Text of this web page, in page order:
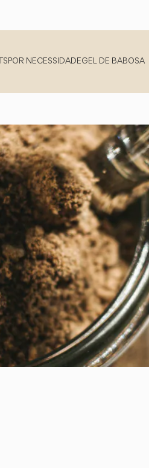
POR NECESSIDADEGEL DE BABOSA